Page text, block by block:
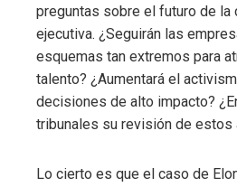
preguntas sobre el futuro de la
ejecutiva. ¿Seguirán las
esquemas tan extremos para
talento? ¿Aumentará el
decisiones de alto impacto?
tribunales su revisión de estos
Lo cierto es que el caso de